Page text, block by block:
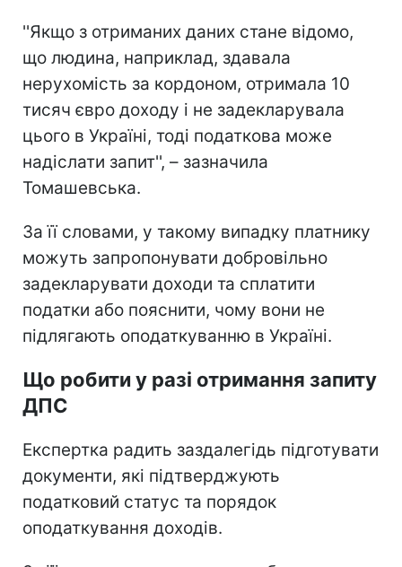
''Якщо з отриманих даних стане відомо,
що людина, наприклад, здавала
нерухомість за кордоном, отримала 10
тисяч євро доходу і не задекларувала
цього в Україні, тоді податкова може
надіслати запит'', – зазначила
Томашевська.
За її словами, у такому випадку платнику
можуть запропонувати добровільно
задекларувати доходи та сплатити
податки або пояснити, чому вони не
підлягають оподаткуванню в Україні.
Що робити у разі отримання запиту
ДПС
Експертка радить заздалегідь підготувати
документи, які підтверджують
податковий статус та порядок
оподаткування доходів.